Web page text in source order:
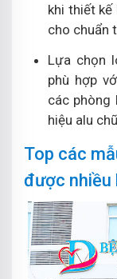
khi thiết kế
cho chuẩn
Lựa chọn
phù hợp
các phòng
hiệu alu
Top các
được nhiều